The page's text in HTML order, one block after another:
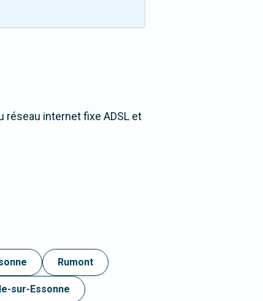
réseau internet fixe ADSL et
Rumont
sur-Essonne